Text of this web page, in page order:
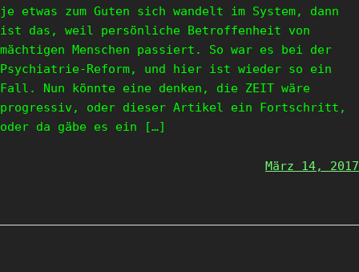
je etwas zum Guten sich wandelt im System, dann
ist das, weil persönliche Betroffenheit von
mächtigen Menschen passiert. So war es bei der
Psychiatrie-Reform, und hier ist wieder so ein
Fall. Nun könnte eine denken, die ZEIT wäre
progressiv, oder dieser Artikel ein Fortschritt,
oder da gäbe es ein […]
März 14, 2017